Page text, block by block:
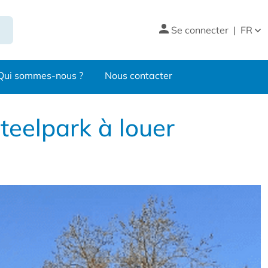
Se connecter | FR
sommes-nous ? Nous contacter
à louer